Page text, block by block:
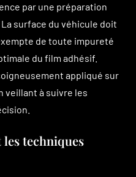
par une préparation
. La surface du véhicule doit
de toute impureté
du film adhésif.
appliqué sur
veillant à suivre les
techniques